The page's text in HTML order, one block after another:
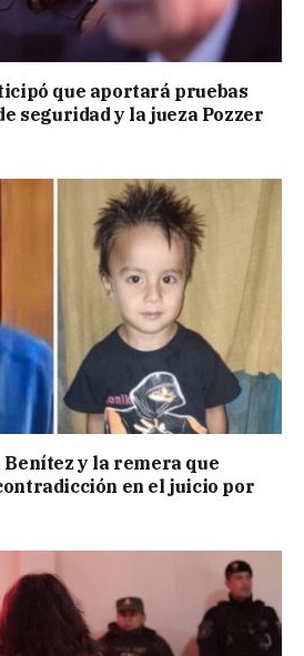
que aportará pruebas
seguridad y la jueza Pozzer
y la remera que
en el juicio por